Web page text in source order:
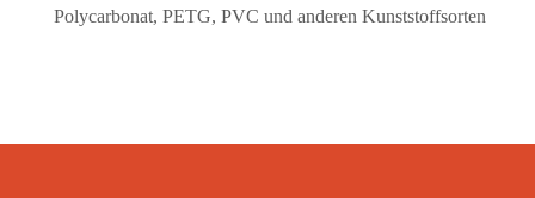
Polycarbonat, PETG, PVC und anderen Kunststoffsorten